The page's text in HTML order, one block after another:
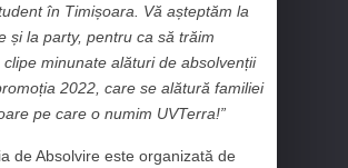
în Timișoara. Vă așteptăm la
și la party, pentru ca să trăim
minunate alături de absolvenții
2022, care se alătură familiei
pe care o numim UVTerra!”
de Absolvire este organizată de